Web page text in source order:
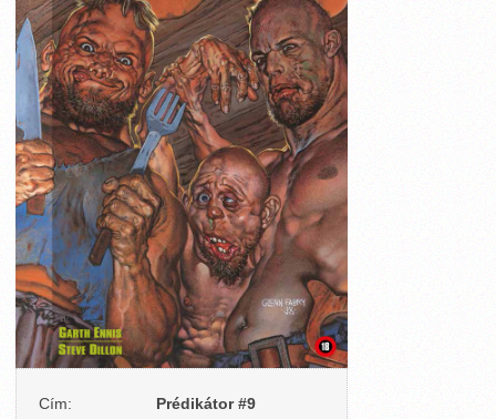
Cím:
Prédikátor #9